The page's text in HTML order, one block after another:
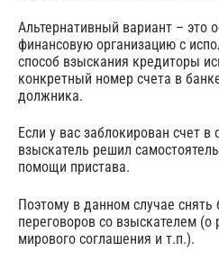
Альтернативный вариант – это
финансовую организацию с
способ взыскания кредиторы
конкретный номер счета в
должника.
Если у вас заблокирован счет
взыскатель решил
помощи пристава.
Поэтому в данном случае
переговоров со взыскателем (о
мирового соглашения и т.п.).